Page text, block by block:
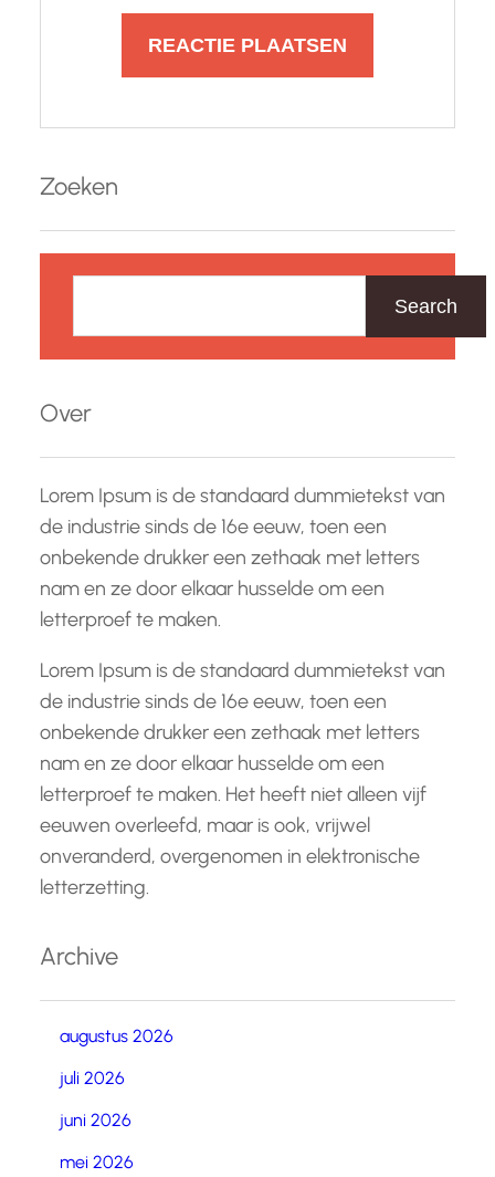
Zoeken
k
n
Search
Over
Lorem Ipsum is de standaard dummietekst van
de industrie sinds de 16e eeuw, toen een
onbekende drukker een zethaak met letters
nam en ze door elkaar husselde om een
letterproef te maken.
Lorem Ipsum is de standaard dummietekst van
de industrie sinds de 16e eeuw, toen een
onbekende drukker een zethaak met letters
nam en ze door elkaar husselde om een
letterproef te maken. Het heeft niet alleen vijf
eeuwen overleefd, maar is ook, vrijwel
onveranderd, overgenomen in elektronische
letterzetting.
Archive
augustus 2026
juli 2026
juni 2026
mei 2026